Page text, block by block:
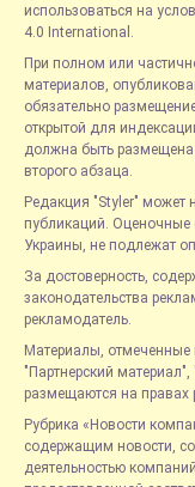
использоваться на
4.0 International.
При полном или
материалов,
обязательно
открытой для
должна быть размещена
второго абзаца.
Редакция "Styler" может
публикаций. Оценочные
Украины, не подлежат
За достоверность,
законодательства
рекламодатель.
Материалы, отмеченные
"Партнерский материал",
размещаются на правах
Рубрика «Новости
содержащим новости,
деятельностью